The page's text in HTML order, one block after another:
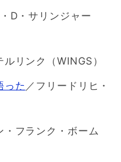
D・サリンジャー
リンク（WINGS）
った ／フリードリヒ・
・フランク・ボーム